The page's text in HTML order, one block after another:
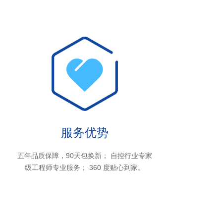
服务优势
五年品质保障，90天包换新； 自控行业专家
级工程师专业服务； 360 度贴心到家。